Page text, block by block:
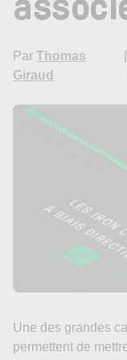
Par Thomas
Giraud
Une des grandes
permettent de